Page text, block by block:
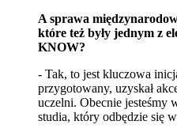
A sprawa
które też były jednym z
KNOW?
- Tak, to jest kluczowa
przygotowany, uzyskał
uczelni. Obecnie jesteśmy
studia, który odbędzie się